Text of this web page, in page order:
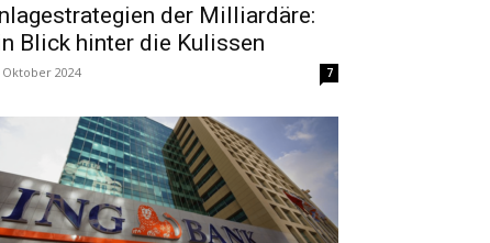
der Milliardäre:
Blick hinter die Kulissen
Oktober 2024 7